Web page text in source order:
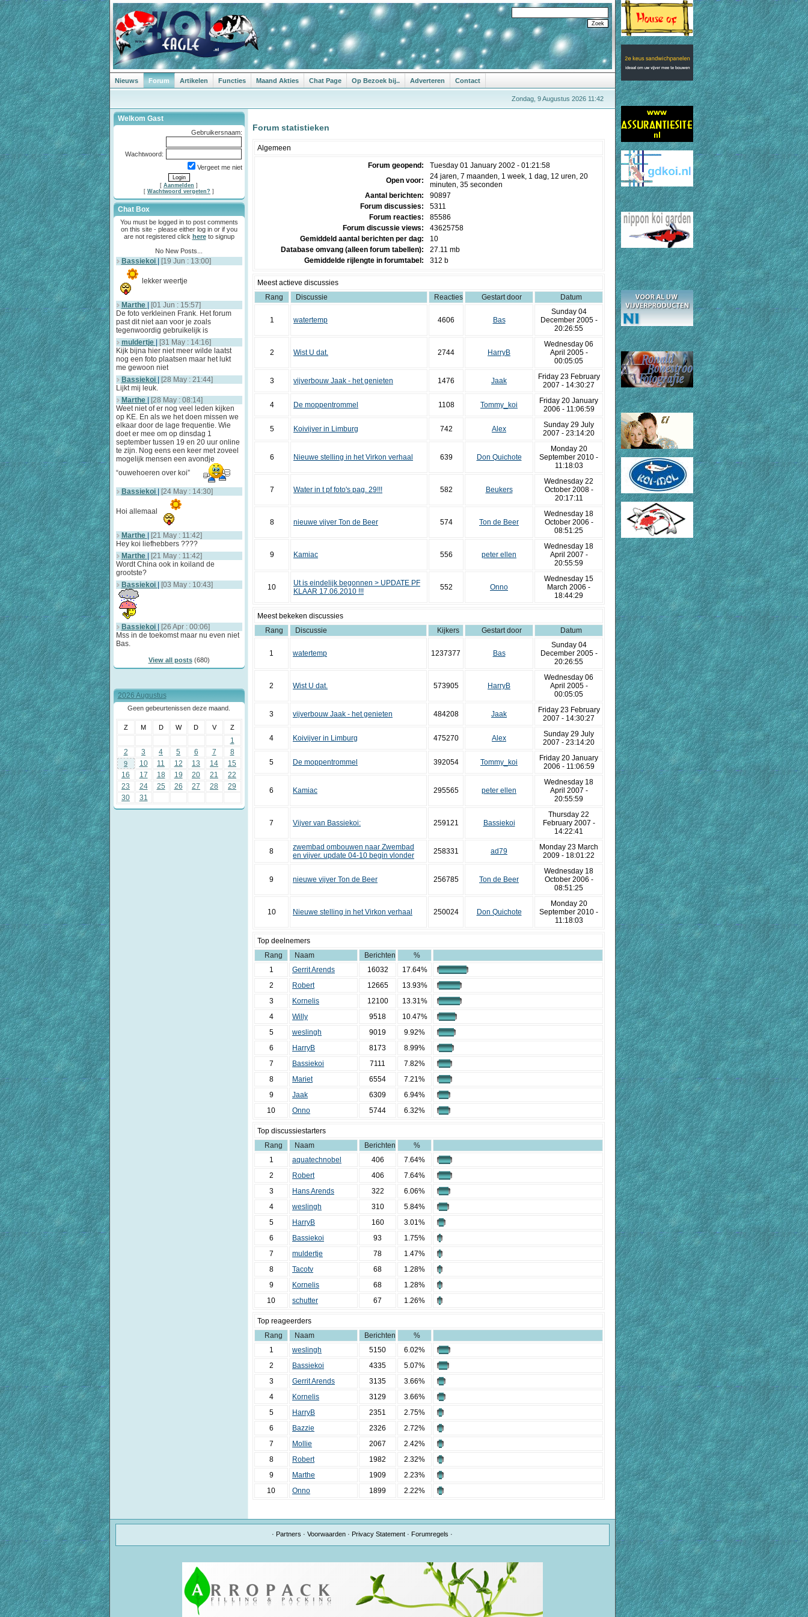
Nieuws Forum Artikelen Functies Maand Akties Chat Page Op Bezoek bij.. Adverteren Contact
Zondag, 9 Augustus 2026 11:42
Welkom Gast
Gebruikersnaam:
Wachtwoord:
Vergeet me niet
[ Aanmelden ]
[ Wachtwoord vergeten? ]
Chat Box
You must be logged in to post comments
on this site - please either log in or if you
are not registered click hereto signup
No New Posts...
Bassiekoi [19 Jun : 13:00]
lekker weertje
Marthe
[01 Jun : 15:57]
De foto verkleinen Frank. Het forum
past dit niet aan voor je zoals
tegenwoordig gebruikelijk is
muldertje
[31 May : 14:16]
Kijk bijna hier niet meer wilde laatst
nog een foto plaatsen maar het lukt
me gewoon niet
Bassiekoi
[28 May : 21:44]
Lijkt mij leuk.
Marthe
[28 May : 08:14]
Weet niet of er nog veel leden kijken
op KE. En als we het doen missen we
elkaar door de lage frequentie. Wie
doet er mee om op dinsdag 1
september tussen 19 en 20 uur online
te zijn. Nog eens een keer met zoveel
mogelijk mensen een avondje
“ouwehoeren over koi”
Bassiekoi [24 May : 14:30]
Hoi allemaal
Marthe
[21 May : 11:42]
Hey koi liefhebbers ????
Marthe
[21 May : 11:42]
Wordt China ook in koiland de
grootste?
Bassiekoi
[03 May : 10:43]
Bassiekoi
[26 Apr : 00:06]
Mss in de toekomst maar nu even niet
Bas.
View all posts(680)
2026 Augustus
Geen gebeurtenissen deze maand.
Z M D W D V Z
1
2
3 4 5 6 7 8
9 10 11 12 13 14
15
16
17 18 19 20 21
22
23
24 25 26 27 28
29
30
31
Forum statistieken
Algemeen
Forum geopend:
Tuesday 01 January 2002 - 01:21:58
Open voor:
24 jaren, 7 maanden, 1 week, 1 dag, 12 uren, 20
minuten, 35 seconden
Aantal berichten:
90897
Forum discussies:
5311
Forum reacties:
85586
Forum discussie views:
43625758
Gemiddeld aantal berichten per dag:
10
Database omvang (alleen forum tabellen):
27.11 mb
Gemiddelde rijlengte in forumtabel:
312 b
Meest actieve discussies
Rang
Discussie Reacties Gestart door Datum
1 watertemp 4606 Bas
Sunday 04
December 2005 -
20:26:55
2 Wist U dat. 2744 HarryB
Wednesday 06
April 2005 -
00:05:05
3 vijverbouw Jaak - het genieten 1476 Jaak
Friday 23 February
2007 - 14:30:27
4 De moppentrommel 1108 Tommy_koi
Friday 20 January
2006 - 11:06:59
5 Koivijver in Limburg 742 Alex
Sunday 29 July
2007 - 23:14:20
6 Nieuwe stelling in het Virkon verhaal 639 Don Quichote
Monday 20
September 2010 -
11:18:03
7 Water in t pf foto's pag. 29!!! 582 Beukers
Wednesday 22
October 2008 -
20:17:11
8 nieuwe vijver Ton de Beer 574 Ton de Beer
Wednesday 18
October 2006 -
08:51:25
9 Kamiac 556 peter ellen
Wednesday 18
April 2007 -
20:55:59
10
Ut is eindelijk begonnen > UPDATE PF
KLAAR 17.06.2010 !!!
552 Onno
Wednesday 15
March 2006 -
18:44:29
Meest bekeken discussies
Rang
Discussie Kijkers Gestart door Datum
1 watertemp 1237377 Bas
Sunday 04
December 2005 -
20:26:55
2 Wist U dat. 573905 HarryB
Wednesday 06
April 2005 -
00:05:05
3 vijverbouw Jaak - het genieten 484208 Jaak
Friday 23 February
2007 - 14:30:27
4 Koivijver in Limburg 475270 Alex
Sunday 29 July
2007 - 23:14:20
5 De moppentrommel 392054 Tommy_koi
Friday 20 January
2006 - 11:06:59
6 Kamiac 295565 peter ellen
Wednesday 18
April 2007 -
20:55:59
7 Vijver van Bassiekoi: 259121 Bassiekoi
Thursday 22
February 2007 -
14:22:41
8
zwembad ombouwen naar Zwembad
en vijver. update 04-10 begin vlonder
258331 ad79
Monday 23 March
2009 - 18:01:22
9 nieuwe vijver Ton de Beer 256785 Ton de Beer
Wednesday 18
October 2006 -
08:51:25
10 Nieuwe stelling in het Virkon verhaal 250024 Don Quichote
Monday 20
September 2010 -
11:18:03
Top deelnemers
Rang
Naam Berichten
%
1
Gerrit Arends 16032
17.64%
2
Robert 12665
13.93%
3
Kornelis 12100
13.31%
4
Willy 9518
10.47%
5
weslingh 9019
9.92%
6
HarryB 8173
8.99%
7
Bassiekoi 7111
7.82%
8
Mariet 6554
7.21%
9
Jaak 6309
6.94%
10
Onno 5744 6.32%
Top discussiestarters
Rang
Naam Berichten
%
1
aquatechnobel 406
7.64%
2
Robert 406
7.64%
3
Hans Arends 322
6.06%
4
weslingh 310
5.84%
5
HarryB 160
3.01%
6
Bassiekoi 93
1.75%
7
muldertje 78
1.47%
8
Tacotv 68
1.28%
9
Kornelis 68
1.28%
10
schutter 67 1.26%
Top reageerders
Rang
Naam Berichten
%
1
weslingh 5150
6.02%
2
Bassiekoi 4335
5.07%
3
Gerrit Arends 3135
3.66%
4
Kornelis 3129
3.66%
5
HarryB 2351
2.75%
6
Bazzie 2326
2.72%
7
Mollie 2067
2.42%
8
Robert 1982
2.32%
9
Marthe 1909
2.23%
10
Onno 1899 2.22%
· Partners ·Voorwaarden · Privacy Statement · Forumregels ·